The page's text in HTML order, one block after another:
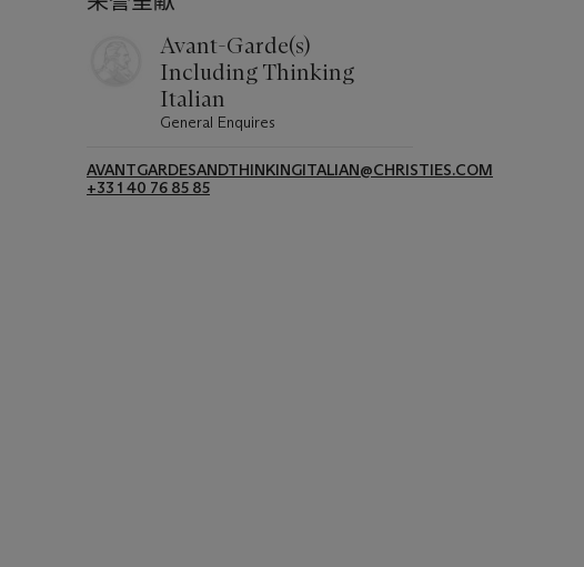
Avant-Garde(s)
Including Thinking
Italian
General Enquires
AVANTGARDESANDTHINKINGITALIAN@CHRISTIES.COM
+33 1 40 76 85 85